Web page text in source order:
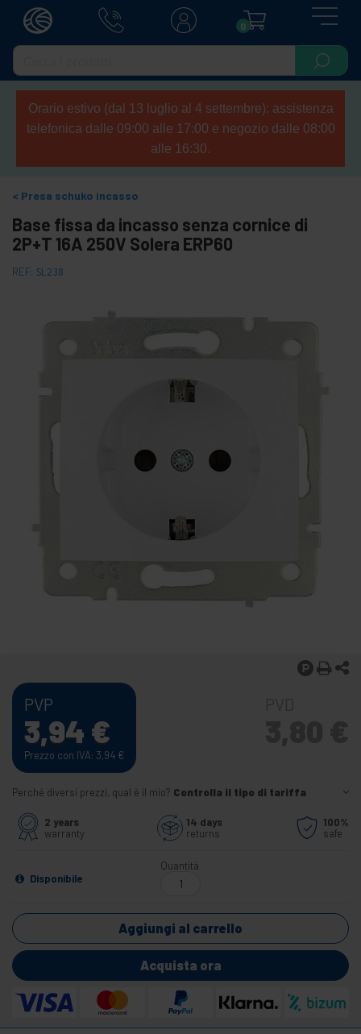
0
Orario estivo (dal 13 luglio al 4 settembre): assistenza
telefonica dalle 09:00 alle 17:00 e negozio dalle 08:00
alle 16:30.
Presa schuko incasso
Base fissa da incasso senza cornice di
2P+T 16A 250V Solera ERP60
REF: SL238
PVP
3,94 €
Prezzo con IVA: 3,94 €
Perché diversi prezzi, qual è il mio? Controlla il tipo di tariffa
2 years
warranty
14 days
returns
100%
safe
Disponibile
Quantità
Aggiungi al carrello
Acquista ora